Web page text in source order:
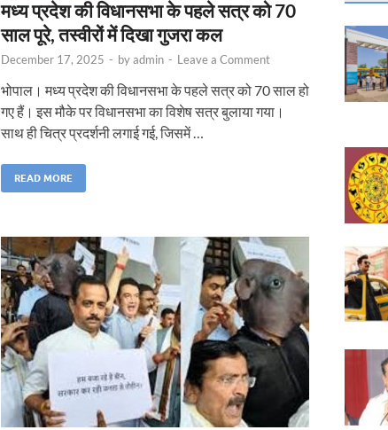
मध्य प्रदेश की विधानसभा के पहले सत्र को 70
साल पूरे, तस्वीरों में दिखा गुजरा कल
December 17, 2025 - byadmin - Leave a Comment
भोपाल। मध्य प्रदेश की विधानसभा के पहले सत्र को 70 साल हो
गए हैं। इस मौके पर विधानसभा का विशेष सत्र बुलाया गया।
साथ ही चित्र प्रदर्शनी लगाई गई, जिसमें …
READ MORE